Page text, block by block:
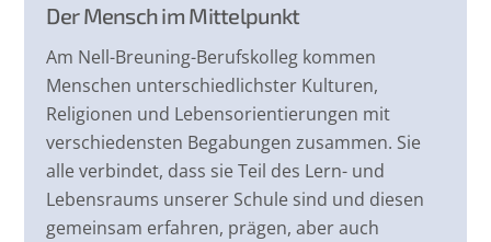
Der Mensch im Mittelpunkt
Am Nell-Breuning-Berufskolleg kommen
Menschen unterschiedlichster Kulturen,
Religionen und Lebensorientierungen mit
verschiedensten Begabungen zusammen. Sie
alle verbindet, dass sie Teil des Lern- und
Lebensraums unserer Schule sind und diesen
gemeinsam erfahren, prägen, aber auch